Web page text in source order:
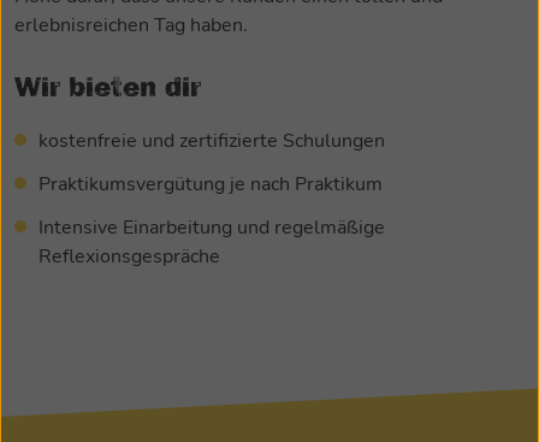
erlebnisreichen Tag haben.
Wir bieten dir
kostenfreie und zertifizierte Schulungen
Praktikumsvergütung je nach Praktikum
Intensive Einarbeitung und regelmäßige
Reflexionsgespräche